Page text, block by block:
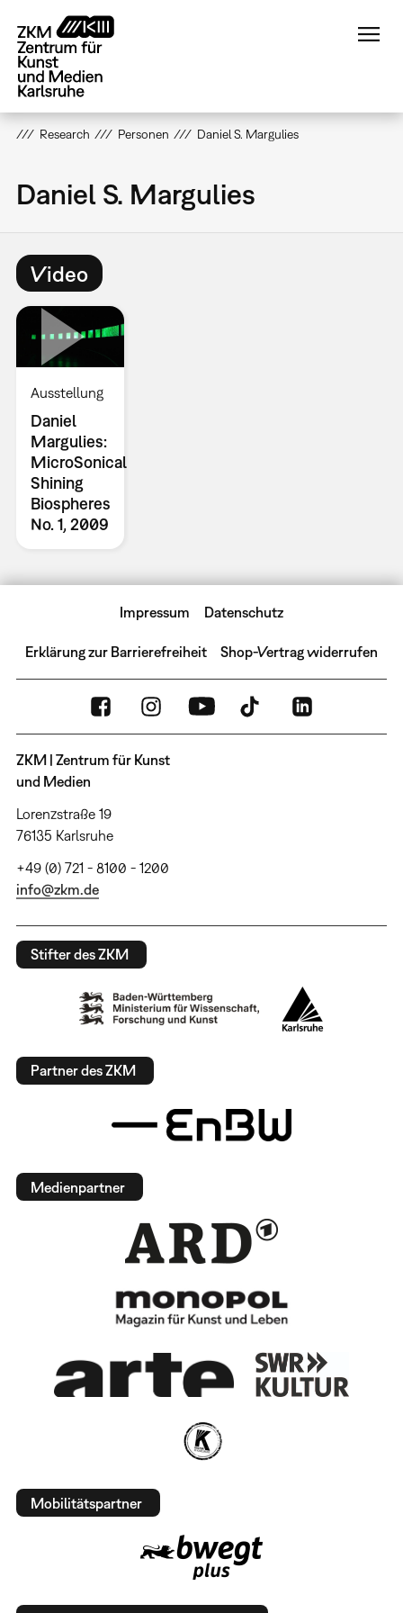
zum
Inhalt
Research Personen Daniel S. Margulies
Daniel S. Margulies
Video
Ausstellung
Daniel
Margulies:
MicroSonical
Shining
Biospheres
No. 1, 2009
Impressum Datenschutz
Erklärung zur Barrierefreiheit Shop-Vertrag widerrufen
ZKM | Zentrum für Kunst
und Medien
Lorenzstraße 19
76135 Karlsruhe
+49 (0) 721 - 8100 - 1200
info@zkm.de
Stifter des ZKM
Partner des ZKM
Medienpartner
Mobilitätspartner